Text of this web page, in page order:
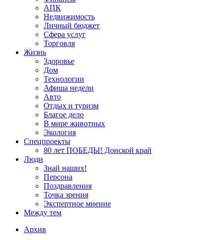
АПК
Недвижимость
Личный бюджет
Сфера услуг
Торговля
Жизнь
Здоровье
Дом
Технологии
Афиша недели
Авто
Отдых и туризм
Благое дело
В мире животных
Экология
Спецпроекты
80 лет ПОБЕДЫ! Донской край
Люди
Знай наших!
Персона
Поздравления
Точка зрения
Экспертное мнение
Между тем
Архив